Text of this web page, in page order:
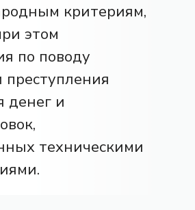
критериям,
этом
по поводу
денег и
техническими